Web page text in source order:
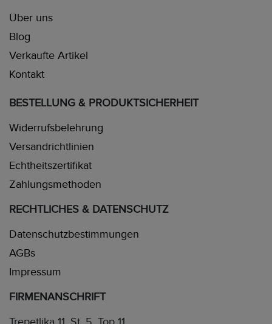
Über uns
Blog
Verkaufte Artikel
Kontakt
BESTELLUNG & PRODUKTSICHERHEIT
Widerrufsbelehrung
Versandrichtlinien
Echtheitszertifikat
Zahlungsmethoden
RECHTLICHES & DATENSCHUTZ
Datenschutzbestimmungen
AGBs
Impressum
FIRMENANSCHRIFT